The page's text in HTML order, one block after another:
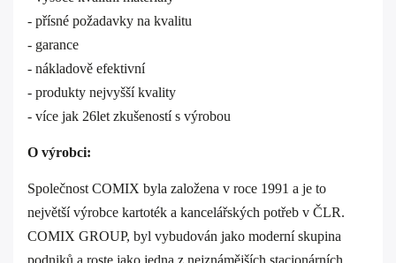
- přísné požadavky na kvalitu
- garance
- nákladově efektivní
- produkty nejvyšší kvality
- více jak 26let zkušeností s výrobou
O výrobci:
Společnost COMIX byla založena v roce 1991 a je to
největší výrobce kartoték a kancelářských potřeb v ČLR.
COMIX GROUP, byl vybudován jako moderní skupina
podniků a roste jako jedna z nejznámějších stacionárních